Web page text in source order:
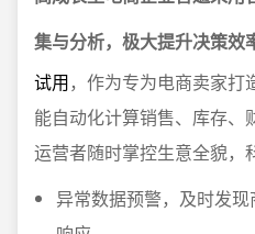
集与分析，极大提升决策效
试用，作为专为电商卖家打
能自动化计算销售、库存、
运营者随时掌控生意全貌，
异常数据预警，及时发